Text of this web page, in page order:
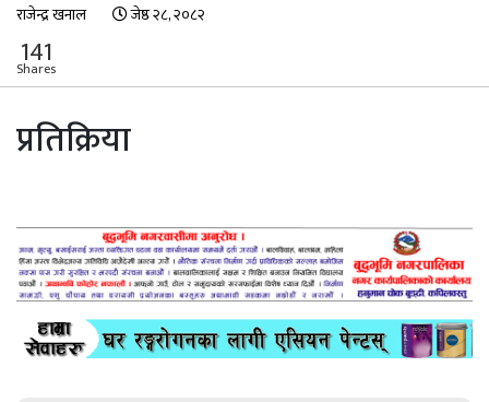
राजेन्द्र खनाल जेष्ठ २८, २०८२
141
Shares
प्रतिक्रिया